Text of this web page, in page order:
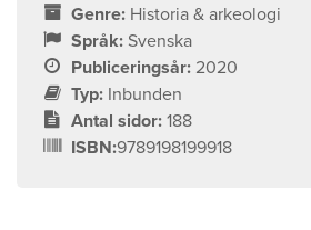
Genre: Historia & arkeologi
Språk: Svenska
Publiceringsår: 2020
Typ: Inbunden
Antal sidor: 188
ISBN:9789198199918